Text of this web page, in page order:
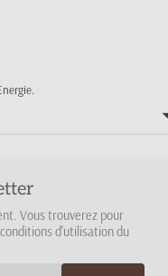
Vous trouverez pour
d'utilisation du